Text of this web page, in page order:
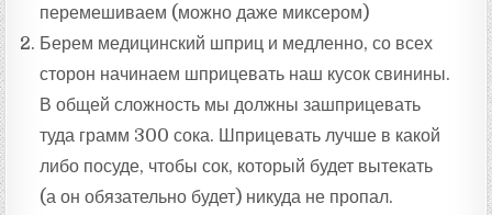
перемешиваем (можно даже миксером)
Берем медицинский шприц и медленно, со всех
сторон начинаем шприцевать наш кусок свинины.
В общей сложность мы должны зашприцевать
туда грамм 300 сока. Шприцевать лучше в какой
либо посуде, чтобы сок, который будет вытекать
(а он обязательно будет) никуда не пропал.